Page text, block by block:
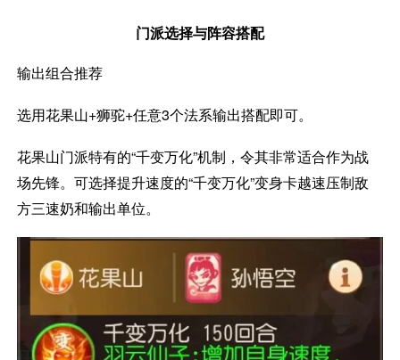
门派选择与阵容搭配
输出组合推荐
选用花果山+狮驼+任意3个法系输出搭配即可。
花果山门派特有的“千变万化”机制，令其非常适合作为战
场先锋。可选择提升速度的“千变万化”变身卡越速压制敌
方三速奶和输出单位。